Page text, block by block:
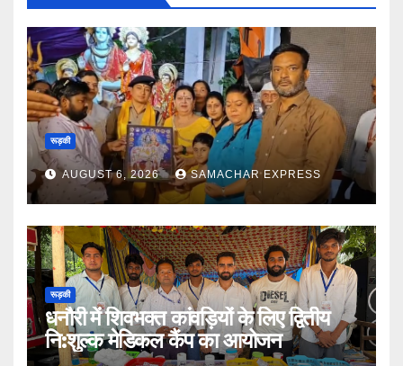
रूड़की
AUGUST 6, 2026 SAMACHAR EXPRESS
रूड़की
धनौरी में शिवभक्त कांवड़ियों के लिए द्वितीय
नि:शुल्क मेडिकल कैंप का आयोजन